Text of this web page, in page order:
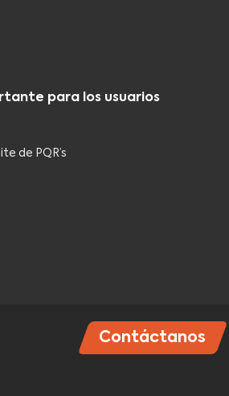
Contáctanos
para los usuarios
de PQR’s